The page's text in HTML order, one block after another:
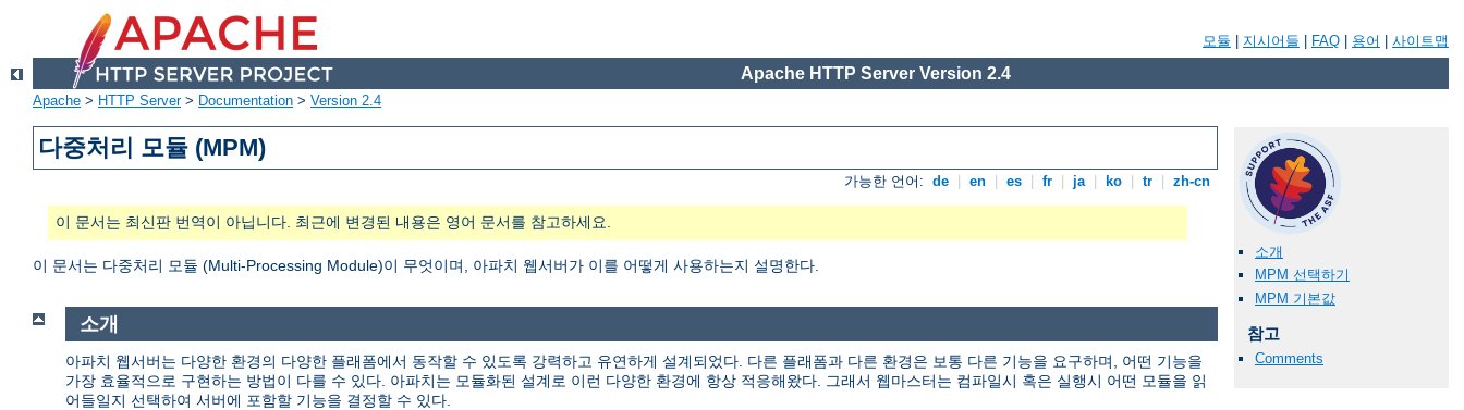
모듈 지시어들 FAQ 용어 사이트맵
Apache HTTP Server Version 2.4
Apache > HTTP Server> Documentation > Version 2.4
다중처리 모듈 (MPM)
가능한 언어: de en es fr ja ko tr zh-cn
이 문서는 최신판 번역이 아닙니다. 최근에 변경된 내용은 영어 문서를 참고하세요.
이 문서는 다중처리 모듈 (Multi-Processing Module)이 무엇이며, 아파치 웹서버가 이를 어떻게 사용하는지 설명한다.
소개
MPM 선택하기
MPM 기본값
참고
Comments
소개
아파치 웹서버는 다양한 환경의 다양한 플래폼에서 동작할 수 있도록 강력하고 유연하게 설계되었다. 다른 플래폼과 다른 환경은 보통 다른 기능을 요구하며, 어떤 기능을
가장 효율적으로 구현하는 방법이 다를 수 있다. 아파치는 모듈화된 설계로 이런 다양한 환경에 항상 적응해왔다. 그래서 웹마스터는 컴파일시 혹은 실행시 어떤 모듈을 읽
어들일지 선택하여 서버에 포함할 기능을 결정할 수 있다.